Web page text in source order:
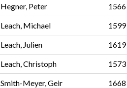
Hegner, Peter 1566
Leach, Michael 1599
Leach, Julien 1619
Leach, Christoph 1573
Smith-Meyer, Geir 1668